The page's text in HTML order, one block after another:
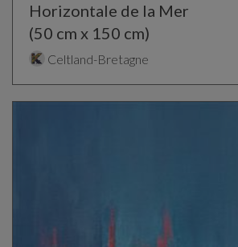
Horizontale de la Mer
(50 cm x 150 cm)
Celtland-Bretagne